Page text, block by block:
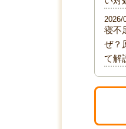
寝不
ぜ？
て解
2026/